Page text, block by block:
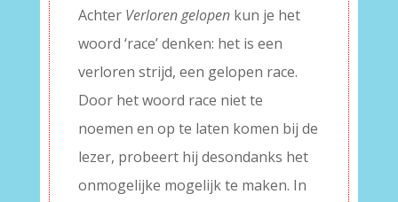
Achter Verloren gelopenkun je het
woord ‘race’ denken: het is een
verloren strijd, een gelopen race.
Door het woord race niet te
noemen en op te laten komen bij de
lezer, probeert hij desondanks het
onmogelijke mogelijk te maken. In